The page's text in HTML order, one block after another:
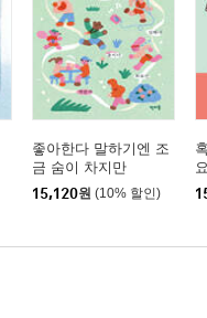
좋아한다 말하기엔 조
금 숨이 차지만
15,120원 (10% 할인)